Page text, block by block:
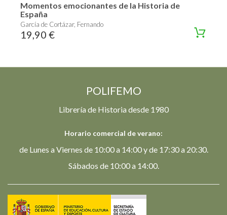
Momentos emocionantes de la Historia de
España
García de Cortázar, Fernando
19,90 €
POLIFEMO
Librería de Historia desde 1980
Horario comercial de verano:
de Lunes a Viernes de 10:00 a 14:00 y de 17:30 a 20:30.
Sábados de 10:00 a 14:00.